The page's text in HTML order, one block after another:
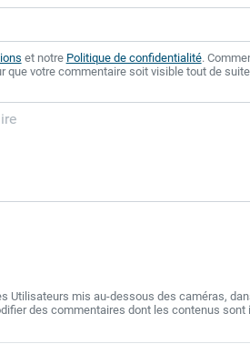
et notre Politique de confidentialité.
que votre commentaire soit visible tout de
Utilisateurs mis au-dessous des caméras,
des commentaires dont les contenus